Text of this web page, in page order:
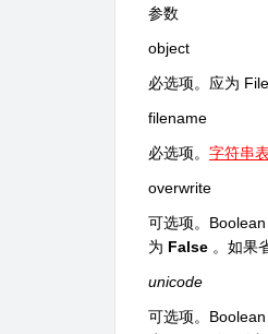
参数
object
必选项。应为
filename
必选项。 字符串
overwrite
可选项。
为 False 。如果
unicode
可选项。